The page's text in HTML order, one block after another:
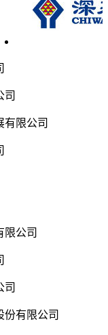
司
有限公司
限公司
司
份有限公司